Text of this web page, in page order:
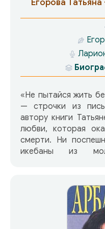
время лиры пели,
Анатолия
Хризантемы и
Огромные
бурун, или чего
Мариенгоф и
драматургия
Очередная
искусств «Я у
Задрав штаны Его
Его добрый путь
Борисе Корнилове
кровью человек
Самое знаменитое
Васильев Вверх
Мишень
«Пока капкан
Егорова
«Не пытайся жить
— строчки из
автору книги
любви, которая
смерти. Ни
икебаны из
вмешательство
Андрея они стали
уничтожить эту